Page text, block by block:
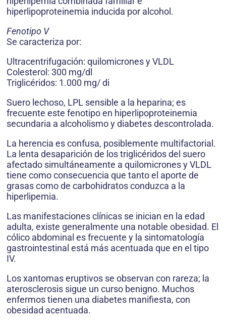
hiperlipoproteinemia inducida por alcohol.
Fenotipo V
Se caracteriza por:
Ultracentrifugación: quilomicrones y VLDL
Colesterol: 300 mg/dl
Triglicéridos: 1.000 mg/ di
Suero lechoso, LPL sensible a la heparina; es
frecuente este fenotipo en hiperlipoproteinemia
secundaria a alcoholismo y diabetes descontrolada.
La herencia es confusa, posiblemente multifactorial.
La lenta desaparición de los triglicéridos del suero
afectado simultáneamente a quilomicrones y VLDL
tiene como consecuencia que tanto el aporte de
grasas como de carbohidratos conduzca a la
hiperlipemia.
Las manifestaciones clínicas se inician en la edad
adulta, existe generalmente una notable obesidad. El
cólico abdominal es frecuente y la sintomatología
gastrointestinal está más acentuada que en el tipo
IV.
Los xantomas eruptivos se observan con rareza; la
aterosclerosis sigue un curso benigno. Muchos
enfermos tienen una diabetes manifiesta, con
obesidad acentuada.